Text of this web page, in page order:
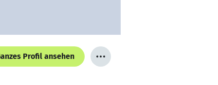
Profil ansehen